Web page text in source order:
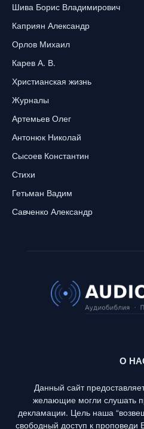
Шива Борис Владимирович
Каприян Александр
Орлов Михаил
Карев А. В.
Христианская жизнь
Журналы
Артемьев Олег
Антонюк Николай
Сысоев Константин
Стихи
Гетьман Вадим
Савченко Александр
О
Данный сайт
желающие могли слушать
декламации. Цель наша
свободный доступ к проповеди